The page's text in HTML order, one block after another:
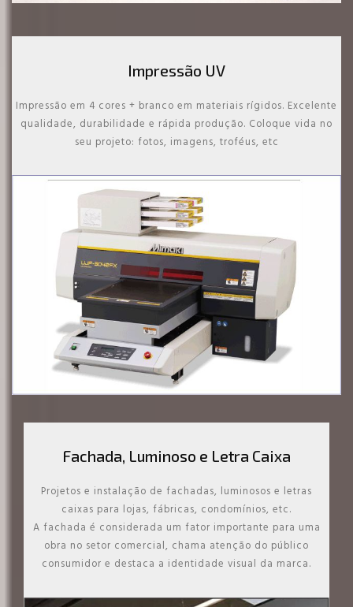
Impressão UV
Impressão em 4 cores + branco em materiais rígidos. Excelente
qualidade, durabilidade e rápida produção. Coloque vida no
seu projeto: fotos, imagens, troféus, etc
Fachada, Luminoso e Letra Caixa
Projetos e instalação de fachadas, luminosos e letras
caixas para lojas, fábricas, condomínios, etc.
A fachada é considerada um fator importante para uma
obra no setor comercial, chama atenção do público
consumidor e destaca a identidade visual da marca.